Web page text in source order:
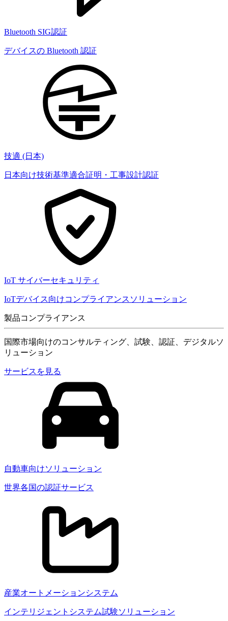
Bluetooth SIG認証
デバイスの Bluetooth 認証
技適 (日本)
日本向け技術基準適合証明・工事設計認証
IoT サイバーセキュリティ
IoTデバイス向けコンプライアンスソリューション
製品コンプライアンス
国際市場向けのコンサルティング、試験、認証、デジタルソ
リューション
サービスを見る
自動車向けソリューション
世界各国の認証サービス
産業オートメーションシステム
インテリジェントシステム試験ソリューション